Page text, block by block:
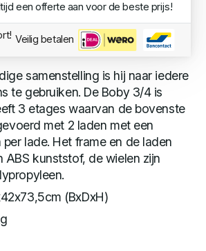
een offerte aan voor de beste prijs!
Veilig betalen
samenstelling is hij naar iedere
te gebruiken. De Boby 3/4 is
3 etages waarvan de bovenste
met 2 laden met een
lade. Het frame en de laden
ABS kunststof, de wielen zijn
(BxDxH)